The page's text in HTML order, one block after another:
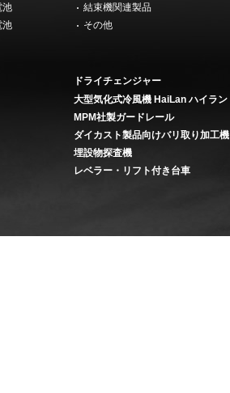
池
池
結束機関連製品
その他
ドライチェンジャー
大型気化式冷風機 HaiLan ハイラン
MPM社製ガードレール
ダイカスト製品向けバリ取り加工機
埋設物探査機
レベラー・リフト付き台車